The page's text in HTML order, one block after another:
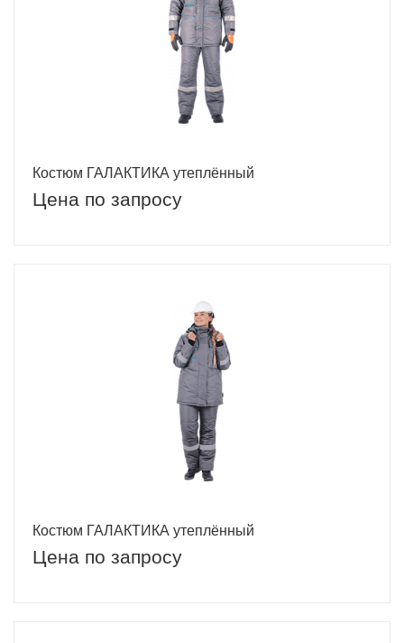
Костюм ГАЛАКТИКА утеплённый
Цена по запросу
Костюм ГАЛАКТИКА утеплённый
Цена по запросу